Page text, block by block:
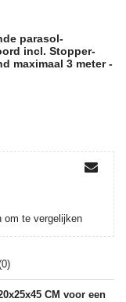
parasol-
incl. Stopper-
maximaal 3 meter -
om te vergelijken
CM voor een